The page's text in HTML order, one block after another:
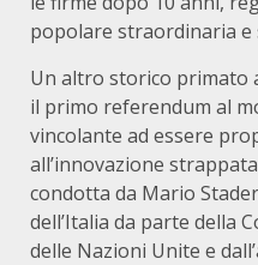
popolare straordinaria
Un altro storico primato
il primo referendum al
vincolante ad essere
all’innovazione
condotta da Mario
dell’Italia da parte della
delle Nazioni Unite e